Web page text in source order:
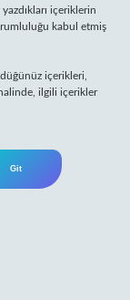
içeriklerin
kabul etmiş
içerikleri,
ilgili içerikler